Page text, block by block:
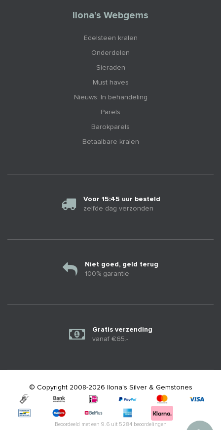
Ilona’s Webgems
Edelsteen kralen
Onderdelen
Sieraden
Must haves
Nieuws: In behandeling
Parels
Barokparels
Betaalbare kralen
Voor 15:45 uur besteld
zelfde dag verzonden
Niet goed, geld terug
100% garantie
Gratis verzending
vanaf €65.-
© Copyright 2008-2026 Ilona's Silver & Gemstones
Beoordeeld met een 9.6uit 5284beoordelingen